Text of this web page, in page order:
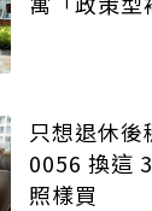
只想退休
0056 換這
照樣買